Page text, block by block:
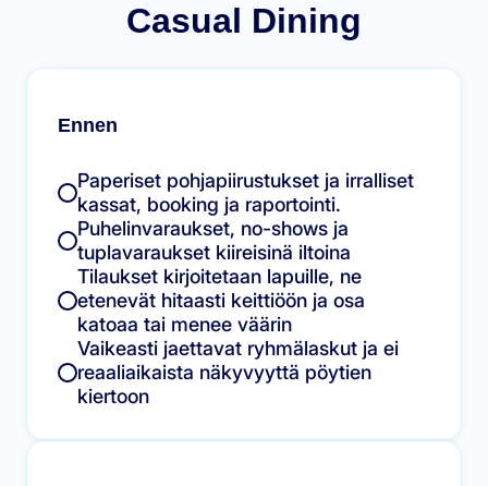
Casual Dining
Ennen
Paperiset pohjapiirustukset ja irralliset
kassat, booking ja raportointi.
Puhelinvaraukset, no-shows ja
tuplavaraukset kiireisinä iltoina
Tilaukset kirjoitetaan lapuille, ne
etenevät hitaasti keittiöön ja osa
katoaa tai menee väärin
Vaikeasti jaettavat ryhmälaskut ja ei
reaaliaikaista näkyvyyttä pöytien
kiertoon